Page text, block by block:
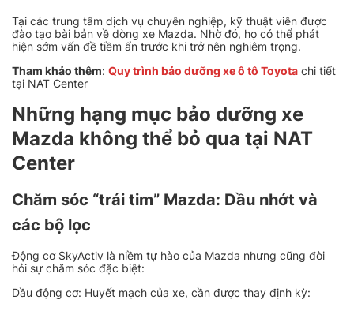
Tại các trung tâm dịch vụ chuyên nghiệp, kỹ thuật viên được
đào tạo bài bản về dòng xe Mazda. Nhờ đó, họ có thể phát
hiện sớm vấn đề tiềm ẩn trước khi trở nên nghiêm trọng.
Tham khảo thêm: Quy trình bảo dưỡng xe ô tô Toyota chi tiết
tại NAT Center
Những hạng mục bảo dưỡng xe
Mazda không thể bỏ qua tại NAT
Center
Chăm sóc “trái tim” Mazda: Dầu nhớt và
các bộ lọc
Động cơ SkyActiv là niềm tự hào của Mazda nhưng cũng đòi
hỏi sự chăm sóc đặc biệt:
Dầu động cơ: Huyết mạch của xe, cần được thay định kỳ: